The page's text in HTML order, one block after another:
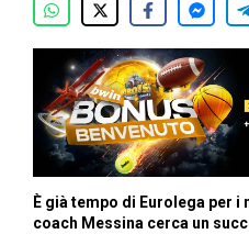
È già tempo di Eurolega per
coach Messina cerca un